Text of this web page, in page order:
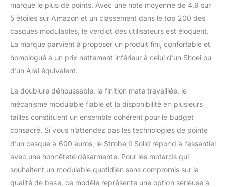
marque le plus de points. Avec une note moyenne de 4,9 sur
5 étoiles sur Amazon et un classement dans le top 200 des
casques modulables, le verdict des utilisateurs est éloquent.
La marque parvient à proposer un produit fini, confortable et
homologué à un prix nettement inférieur à celui d’un Shoei ou
d’un Arai équivalent.
La doublure déhoussable, la finition mate travaillée, le
mécanisme modulable fiable et la disponibilité en plusieurs
tailles constituent un ensemble cohérent pour le budget
consacré. Si vous n’attendez pas les technologies de pointe
d’un casque à 600 euros, le Strobe II Solid répond à l’essentiel
avec une honnêteté désarmante. Pour les motards qui
souhaitent un modulable quotidien sans compromis sur la
qualité de base, ce modèle représente une option sérieuse à